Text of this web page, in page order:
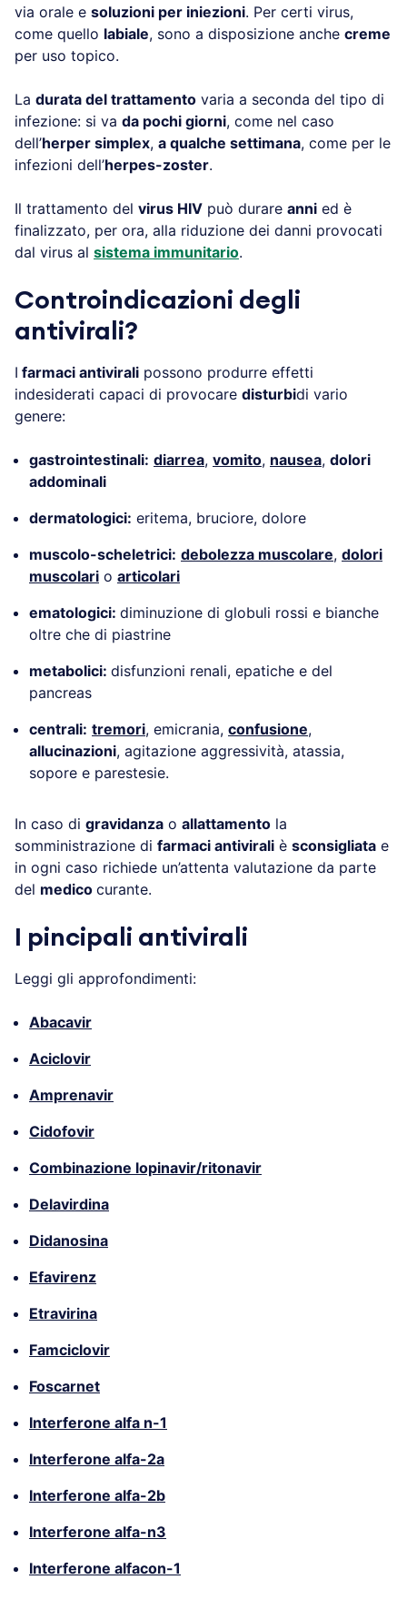
via orale e soluzioni per iniezioni. Per certi virus,
come quello labiale, sono a disposizione anche creme
per uso topico.
La durata del trattamento varia a seconda del tipo di
infezione: si va da pochi giorni, come nel caso
dell’herper simplex, a qualche settimana, come per le
infezioni dell’herpes-zoster.
Il trattamento del virus HIV può durare anni ed è
finalizzato, per ora, alla riduzione dei danni provocati
dal virus al sistema immunitario.
Controindicazioni degli
antivirali?
I farmaci antivirali possono produrre effetti
indesiderati capaci di provocare disturbidi vario
genere:
gastrointestinali: diarrea, vomito, nausea, dolori
addominali
dermatologici: eritema, bruciore, dolore
muscolo-scheletrici: debolezza muscolare, dolori
muscolari o articolari
ematologici: diminuzione di globuli rossi e bianche
oltre che di piastrine
metabolici: disfunzioni renali, epatiche e del
pancreas
centrali: tremori, emicrania, confusione,
allucinazioni, agitazione aggressività, atassia,
sopore e parestesie.
In caso di gravidanza o allattamento la
somministrazione di farmaci antivirali è sconsigliata e
in ogni caso richiede un’attenta valutazione da parte
del medico curante.
I pincipali antivirali
Leggi gli approfondimenti:
Abacavir
Aciclovir
Amprenavir
Cidofovir
Combinazione lopinavir/ritonavir
Delavirdina
Didanosina
Efavirenz
Etravirina
Famciclovir
Foscarnet
Interferone alfa n-1
Interferone alfa-2a
Interferone alfa-2b
Interferone alfa-n3
Interferone alfacon-1